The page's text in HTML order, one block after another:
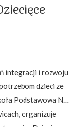
integracji i rozwoju
dzieci ze
Podstawowa Nr
organizuje